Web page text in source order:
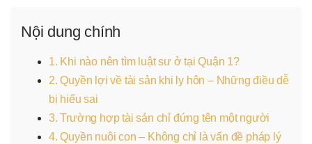
Nội dung chính
1. Khi nào nên tìm luật sư ở tại Quận 1?
2. Quyền lợi về tài sản khi ly hôn – Những điều dễ
bị hiểu sai
3. Trường hợp tài sản chỉ đứng tên một người
4. Quyền nuôi con – Không chỉ là vấn đề pháp lý